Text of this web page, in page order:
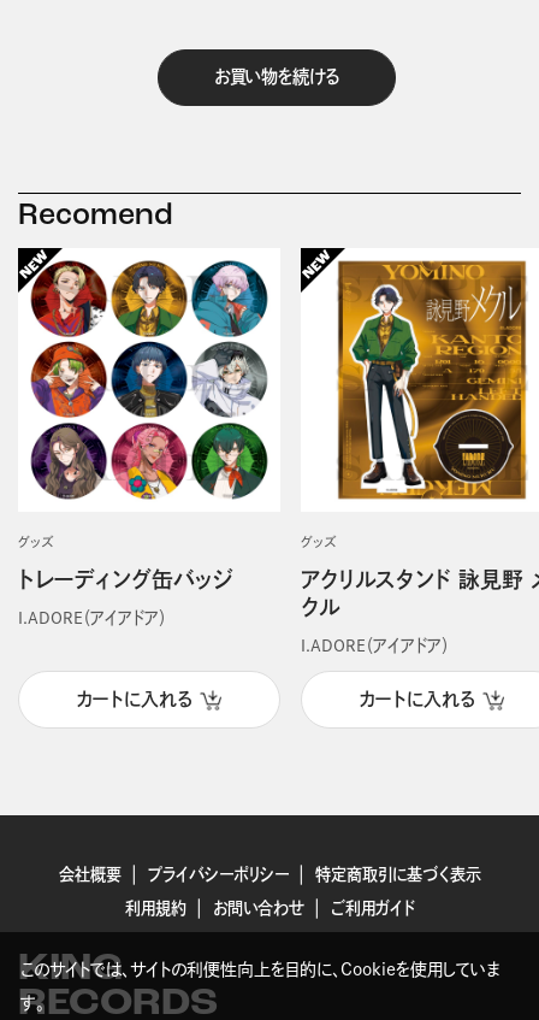
お買い物を続ける
Recomend
グッズ
トレーディング缶バッジ
I.ADORE（アイアドア）
カートに入れる
グッズ
アクリルスタンド 詠見野
クル
I.ADORE（アイアドア）
カートに入れる
会社概要 プライバシーポリシー
特定商取引に基づく表示
利用規約
お問い合わせ ご利用ガイド
KING
RECORDS
このサイトでは、サイトの利便性向上を目的に、Cookieを使用していま
す。